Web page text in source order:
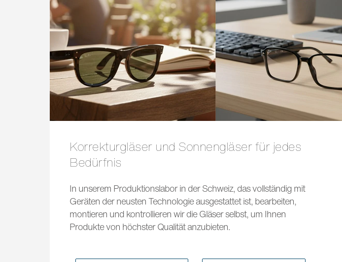
Korrekturgläser und Sonnengläser für jedes
Bedürfnis
In unserem Produktionslabor in der Schweiz, das vollständig mit
Geräten der neusten Technologie ausgestattet ist, bearbeiten,
montieren und kontrollieren wir die Gläser selbst, um Ihnen
Produkte von höchster Qualität anzubieten.